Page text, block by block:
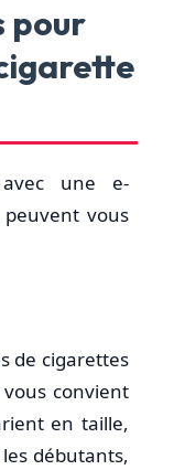
pour
une e-
peuvent vous
de cigarettes
convient
en taille,
débutants,